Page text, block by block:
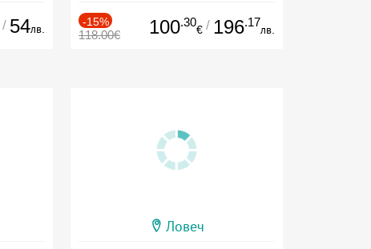
/ 54лв.
-15%
118.00€ 100.30
€ / 196.17
лв.
Ловеч